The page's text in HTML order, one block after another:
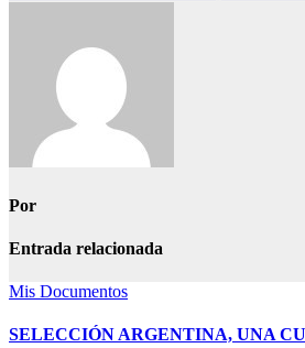
de
Por
Entrada relacionada
Mis Documentos
SELECCIÓN ARGENTINA, UNA